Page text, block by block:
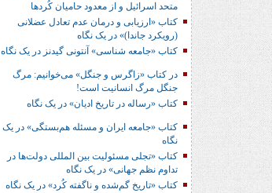
متحد اسرائیل و از معدود حامیان کُردها
کتاب «ارزیابی و درمان عدم تعادل عضلانی
(رویکرد جاندا)» در یک نگاه
کتاب «جامعه شناسی» آنتونی گیدنز در یک نگاه
در کتاب «زاگرس و جنگل» می‌خوانیم: مرگ
جنگل مرگ انسانیت است!
کتاب «رساله در تاریخ ادیان» در یک نگاه
کتاب «جامعه ایران و مسئله هم‌بستگی» در یک
نگاه
کتاب «تجلی مسئولیت بین المللی دولت‌ها در
تداوم نظم جهانی» در یک نگاه
کتاب «تاریخ گم‌شده و ناگفته کُرد» در یک نگاه